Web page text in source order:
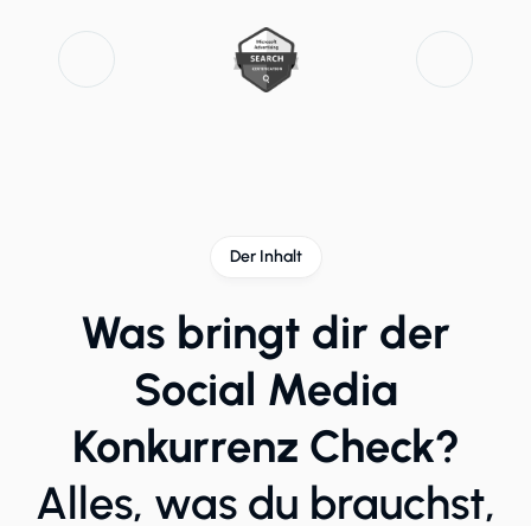
Der Inhalt
Was bringt dir der
Social Media
Konkurrenz Check?
Alles, was du brauchst,